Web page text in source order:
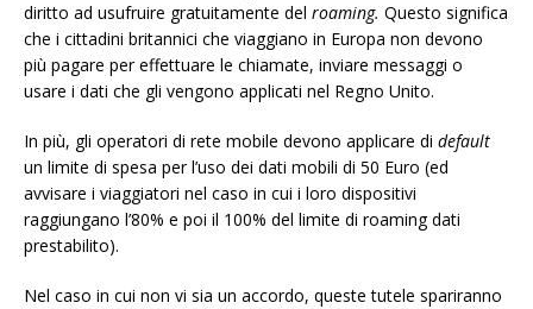
diritto ad usufruire gratuitamente del roaming. Questo significa
che i cittadini britannici che viaggiano in Europa non devono
più pagare per effettuare le chiamate, inviare messaggi o
usare i dati che gli vengono applicati nel Regno Unito.
In più, gli operatori di rete mobile devono applicare di default
un limite di spesa per l’uso dei dati mobili di 50 Euro (ed
avvisare i viaggiatori nel caso in cui i loro dispositivi
raggiungano l’80% e poi il 100% del limite di roaming dati
prestabilito).
Nel caso in cui non vi sia un accordo, queste tutele spariranno